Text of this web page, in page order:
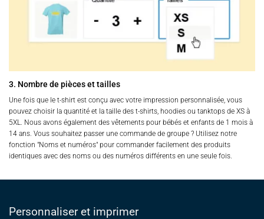
3. Nombre de pièces et tailles
Une fois que le t-shirt est conçu avec votre impression personnalisée, vous
pouvez choisir la quantité et la taille des t-shirts, hoodies ou tanktops de XS à
5XL. Nous avons également des vêtements pour bébés et enfants de 1 mois à
14 ans. Vous souhaitez passer une commande de groupe ? Utilisez notre
fonction "Noms et numéros" pour commander facilement des produits
identiques avec des noms ou des numéros différents en une seule fois.
Personnaliser et imprimer